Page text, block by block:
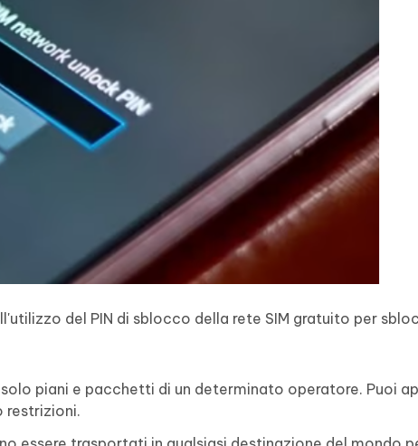
del PIN di sblocco della rete SIM gratuito per
piani e pacchetti di un determinato operatore. Puoi
restrizioni.